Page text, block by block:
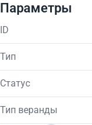
Параметры
ID
Тип
Статус
Тип веранды